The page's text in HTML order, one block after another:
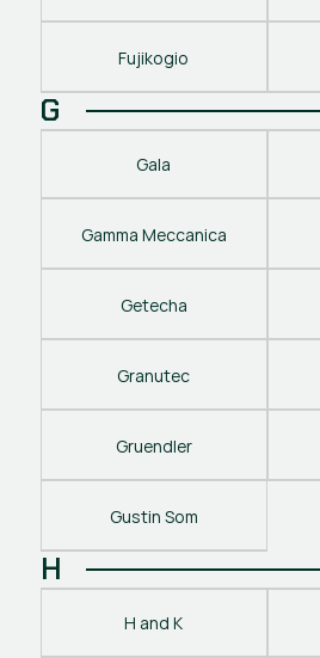
Fujikogio
G
Gala
Gamma Meccanica
Getecha
Granutec
Gruendler
Gustin Som
H
H and K